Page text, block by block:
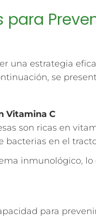
una estrategia
se
Vitamina C
son ricas en
bacterias en el
inmunológico,
para